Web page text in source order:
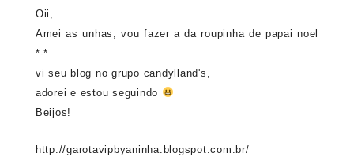
Oii,
Amei as unhas, vou fazer a da roupinha de papai noel
*-*
vi seu blog no grupo candylland's,
adorei e estou seguindo
Beijos!
http://garotavipbyaninha.blogspot.com.br/